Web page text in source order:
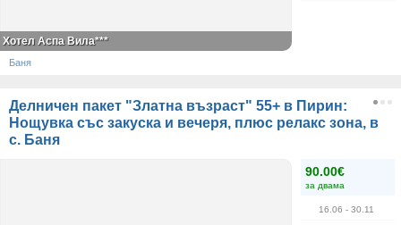
Хотел Аспа Вила***
Баня
Делничен пакет "Златна възраст" 55+ в Пирин:
Нощувка със закуска и вечеря, плюс релакс зона, в
с. Баня
90.00€
за двама
16.06 - 30.11